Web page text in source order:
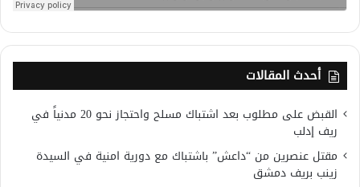
أحدث المقالات
القبض على مطلوب بعد اشتباك مسلح واحتجاز نحو 20 مدنياً في
ريف إدلب
مقتل عنصرين من “داعش” باشتباك مع دورية امنية في السيدة
زينب بريف دمشق